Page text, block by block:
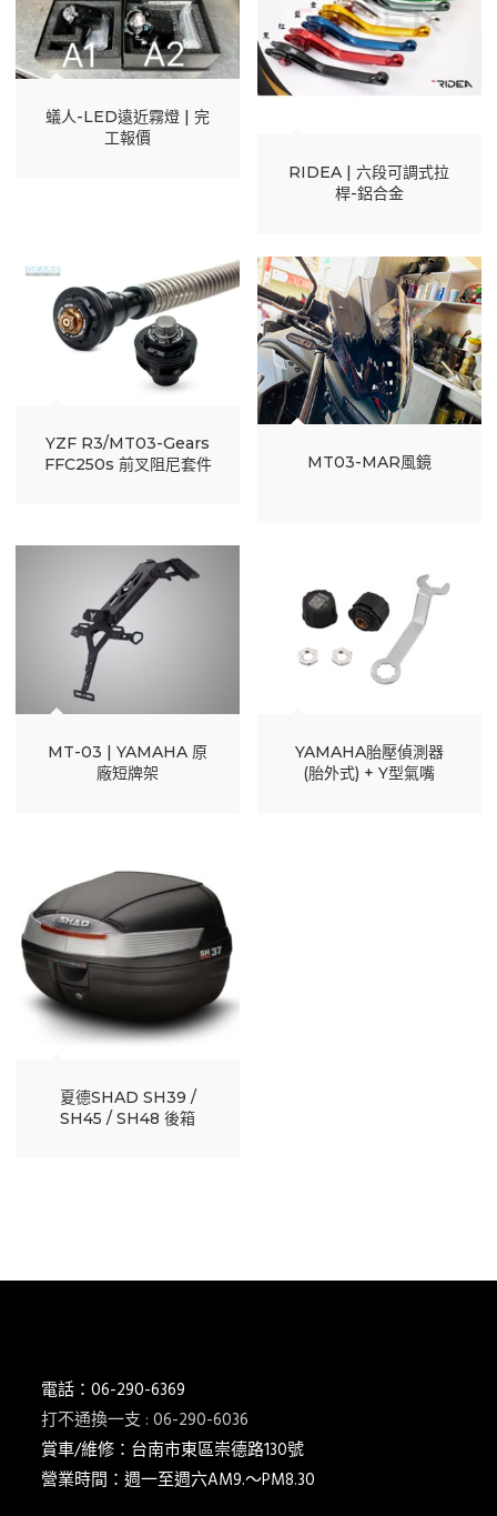
蟻人-LED遠近霧燈 | 完
工報價
RIDEA | 六段可調式拉
桿-鋁合金
YZF R3/MT03-Gears
FFC250s 前叉阻尼套件
MT03-MAR風鏡
MT-03 | YAMAHA 原
廠短牌架
YAMAHA胎壓偵測器
(胎外式) + Y型氣嘴
夏德SHAD SH39 /
SH45 / SH48 後箱
電話：06-290-6369
打不通換一支 : 06-290-6036
賞車/維修：台南市東區崇德路130號
營業時間：週一至週六AM9.～PM8.30